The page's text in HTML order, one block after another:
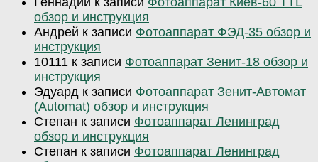
обзор и инструкция
Андрей к записи Фотоаппарат ФЭД-35 обзор и
инструкция
10111 к записи Фотоаппарат Зенит-18 обзор и
инструкция
Эдуард к записи Фотоаппарат Зенит-Автомат
(Automat) обзор и инструкция
Степан к записи Фотоаппарат Ленинград
обзор и инструкция
Степан к записи Фотоаппарат Ленинград